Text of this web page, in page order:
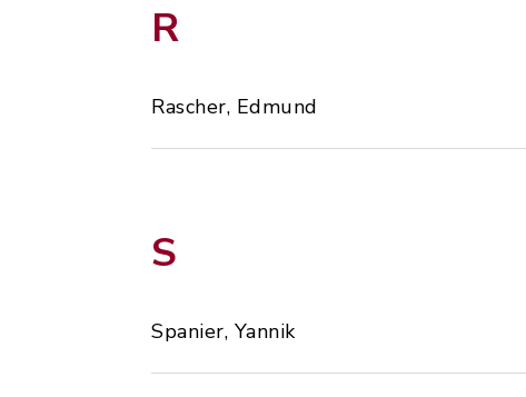
R
Rascher, Edmund
S
Spanier, Yannik